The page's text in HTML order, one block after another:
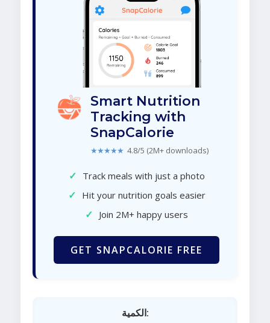
Smart Nutrition
Tracking with
SnapCalorie
★★★★★ 4.8/5 (2M+ downloads)
✓ Track meals with just a photo
✓ Hit your nutrition goals easier
✓ Join 2M+ happy users
GET SNAPCALORIE FREE
الكمية: